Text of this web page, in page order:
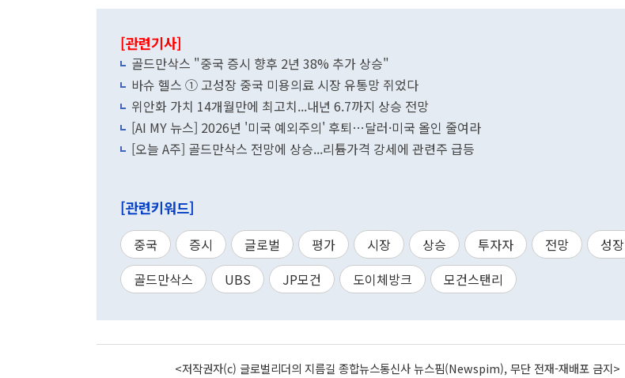
[관련기사]
골드만삭스 "중국 증시 향후 2년 38% 추가 상승"
바슈 헬스 ① 고성장 중국 미용의료 시장 유통망 쥐었다
위안화 가치 14개월만에 최고치...내년 6.7까지 상승 전망
[AI MY 뉴스] 2026년 '미국 예외주의' 후퇴…달러·미국 올인 줄여라
[오늘 A주] 골드만삭스 전망에 상승...리튬가격 강세에 관련주 급등
[관련키워드]
중국 증시 글로벌 평가 시장 상승 투자자 전망
성장
골드만삭스
UBS JP모건 도이체방크 모건스탠리
<저작권자(c) 글로벌리더의 지름길 종합뉴스통신사 뉴스핌(Newspim), 무단 전재-재배포 금지>